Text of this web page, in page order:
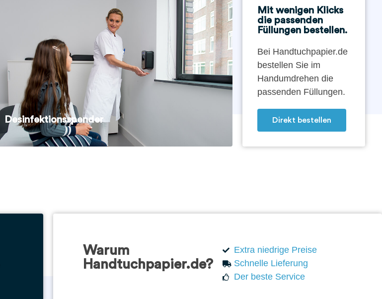
Desinfektionsspender
Mit wenigen Klicks
die passenden
Füllungen bestellen.
Bei Handtuchpapier.de
bestellen Sie im
Handumdrehen die
passenden Füllungen.
Direkt bestellen
Warum
Handtuchpapier.de?
Extra niedrige Preise
Schnelle Lieferung
Der beste Service